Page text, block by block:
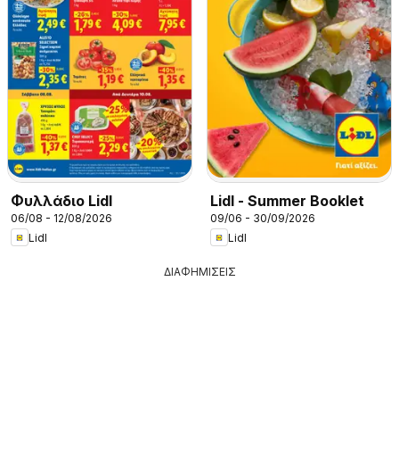
Φυλλάδιο Lidl
06/08 - 12/08/2026
Lidl
Lidl - Summer Booklet
09/06 - 30/09/2026
Lidl
ΔΙΑΦΗΜΙΣΕΙΣ